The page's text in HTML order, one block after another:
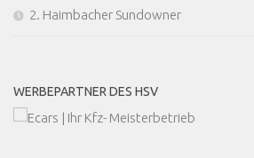
2. Haimbacher Sundowner
WERBEPARTNER DES HSV